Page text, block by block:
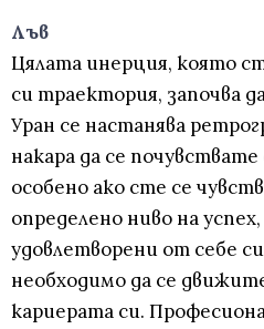
Лъв
Цялата инерция, която
си траектория, започва
Уран се настанява
накара да се почувствате
особено ако сте се
определено ниво на
удовлетворени от себе
необходимо да се
кариерата си.